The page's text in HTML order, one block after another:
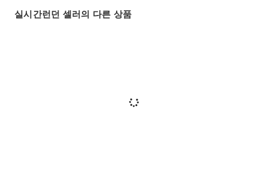
실시간런던 셀러의 다른 상품